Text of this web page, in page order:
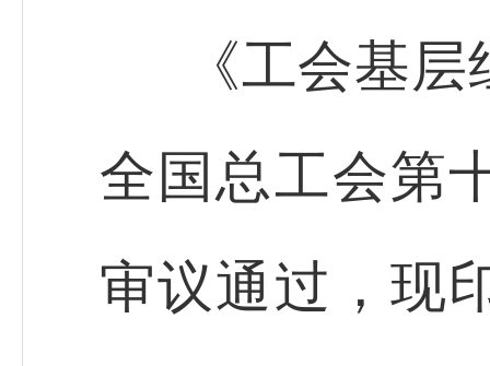
《工会基
全国总工会第
审议通过，现